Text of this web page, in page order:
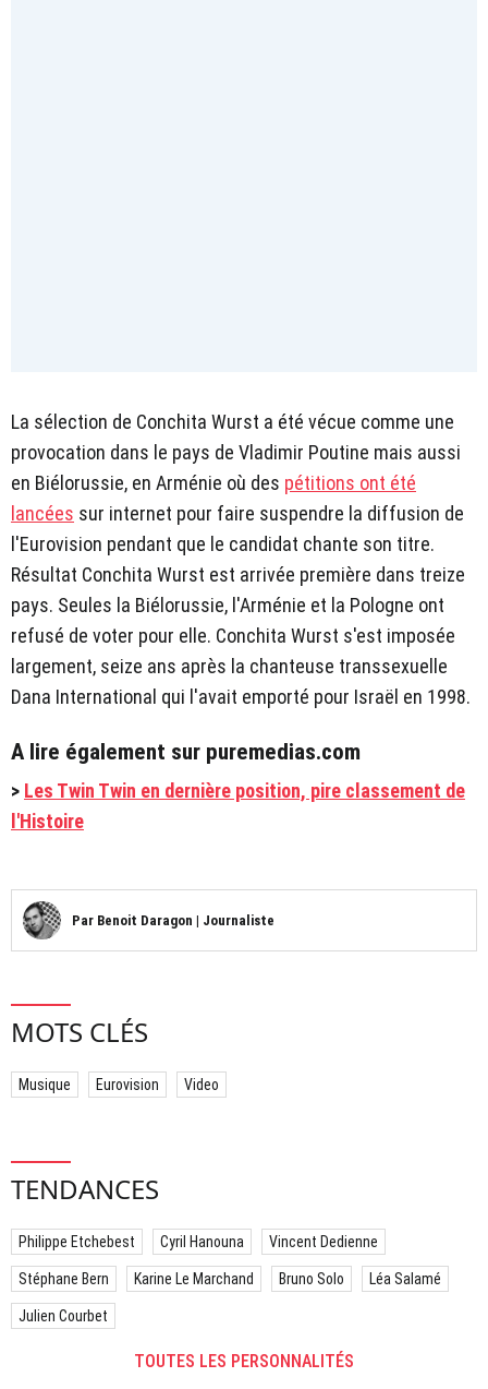
La sélection de Conchita Wurst a été vécue comme une
provocation dans le pays de Vladimir Poutine mais aussi
en Biélorussie, en Arménie où des pétitions ont été
lancées sur internet pour faire suspendre la diffusion de
l'Eurovision pendant que le candidat chante son titre.
Résultat Conchita Wurst est arrivée première dans treize
pays. Seules la Biélorussie, l'Arménie et la Pologne ont
refusé de voter pour elle. Conchita Wurst s'est imposée
largement, seize ans après la chanteuse transsexuelle
Dana International qui l'avait emporté pour Israël en 1998.
A lire également sur puremedias.com
> Les Twin Twin en dernière position, pire classement de
l'Histoire
Par Benoit Daragon | Journaliste
MOTS CLÉS
Musique Eurovision Video
TENDANCES
Philippe Etchebest Cyril Hanouna Vincent Dedienne
Stéphane Bern Karine Le Marchand Bruno Solo Léa Salamé
Julien Courbet
TOUTES LES PERSONNALITÉS